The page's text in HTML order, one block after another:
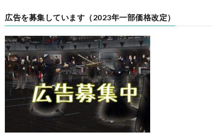
広告を募集しています（2023年一部価格改定）